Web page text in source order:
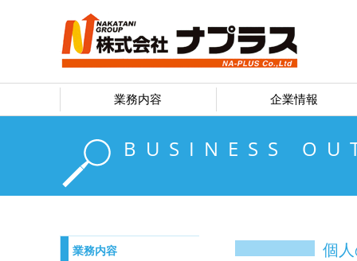
業務内容 企業情報
BUSINESS
個
業務内容